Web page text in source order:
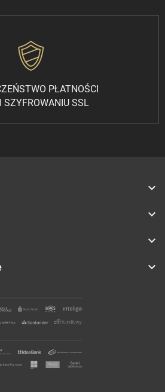
PŁATNOŚCI
SZYFROWANIU SSL



